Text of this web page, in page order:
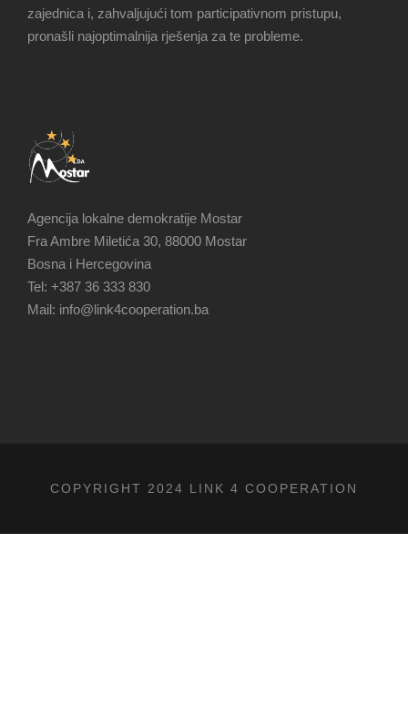
zajednica i, zahvaljujući tom participativnom pristupu,
pronašli najoptimalnija rješenja za te probleme.
Agencija lokalne demokratije Mostar
Fra Ambre Miletića 30, 88000 Mostar
Bosna i Hercegovina
Tel: +387 36 333 830
Mail: info@link4cooperation.ba
COPYRIGHT 2024 LINK 4 COOPERATION